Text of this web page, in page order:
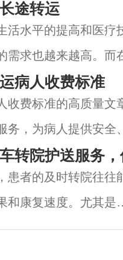
途转运
活水平的提高和医疗
需求也越来越高。而
重要的服务，为病人
作为江苏省重要的交
病人收费标准
收费标准的高质量文
务，为病人提供安全
转运病人的费用一直
标准时，需要考虑多
转院护送服务
患者的及时转院往往
和康复速度。尤其是
随着医疗技术的不断